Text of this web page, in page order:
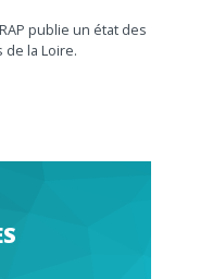
publie un état des
de la Loire.